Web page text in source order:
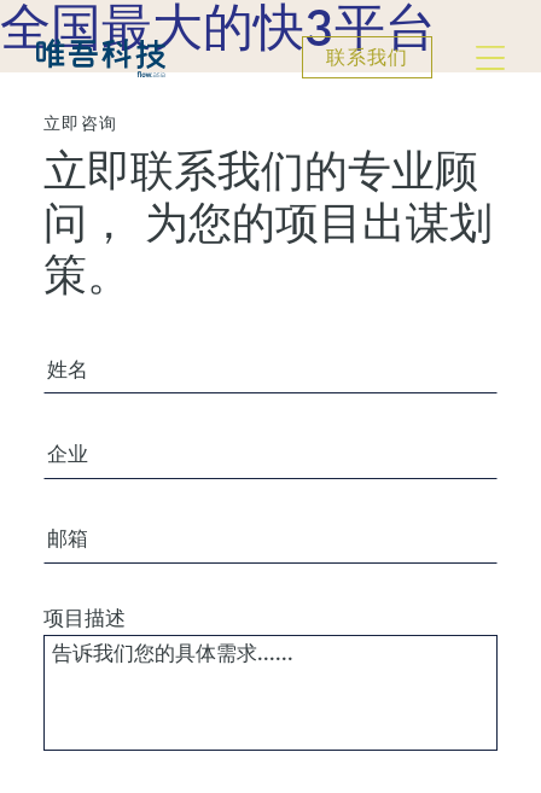
全国最大的快3平台
联系我们
立即咨询
立即联系我们的专业顾
问，
为您的项目出谋划
策。
您的姓名
公司/组织
电子邮箱
项目描述